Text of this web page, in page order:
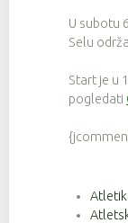
U subotu
Selu
Start je u
pogledati